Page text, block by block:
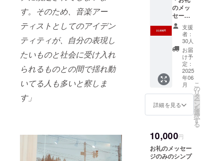
す。そのため、音楽アー
ティストとしてのアイデン
ティティが、自分の表現し
たいものと社会に受け入れ
られるものとの間で揺れ動
いてる人も多いと察しま
す」
欄に掲
載を希
望され
るお名
前をご
記入く
ださい
※イベン
ト会場
への交
通費や
滞在費
は各自
のメッ
セージ
・ナ
レッジ
集にお
名前掲
載 ・ナ
レッジ
集を冊
子にて
配布 ・
ナレッ
ジ集の
リリー
スイベ
（都内
実施）
参加チ
ケット
支援
者：
30人
お届
け予
定：
2025
年06
月
詳細を見る
こ
の
リ
タ
ー
ン
を
選
択
す
る
10,000円
お礼のメッセー
ジのみのシンプ